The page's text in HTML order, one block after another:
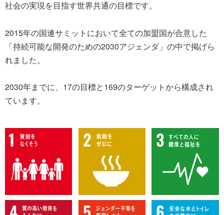
社会の実現を目指す世界共通の目標です。
2015年の国連サミットにおいて全ての加盟国が合意した
「持続可能な開発のための2030アジェンダ」の中で掲げら
れました。
2030年までに、17の目標と169のターゲットから構成され
ています。